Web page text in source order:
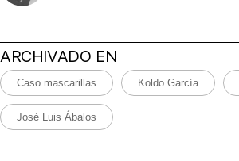
ARCHIVADO EN
Caso mascarillas Koldo García
José Luis Ábalos